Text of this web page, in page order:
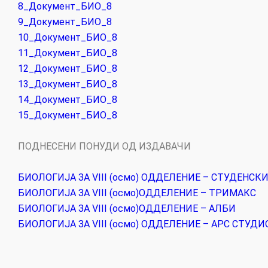
8_Документ_БИО_8
9_Документ_БИО_8
10_Документ_БИО_8
11_Документ_БИО_8
12_Документ_БИО_8
13_Документ_БИО_8
14_Документ_БИО_8
15_Документ_БИО_8
ПОДНЕСЕНИ ПОНУДИ ОД ИЗДАВАЧИ
БИОЛОГИЈА ЗА VIII (oсмо) ОДДЕЛЕНИЕ –
БИОЛОГИЈА ЗА VIII (oсмо)ОДДЕЛЕНИЕ – ТРИМАКС
БИОЛОГИЈА ЗА VIII (oсмо)ОДДЕЛЕНИЕ – АЛБИ
БИОЛОГИЈА ЗА VIII (oсмо) ОДДЕЛЕНИЕ – АРС